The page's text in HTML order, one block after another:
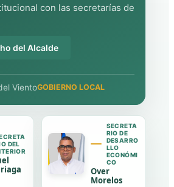
con las secretarías de
del Alcalde
VientoGOBIERNO LOCAL
DEL
SECRETA
RIO DE
DESARRO
LLO
ECONÓMI
CO
Over
Morelos